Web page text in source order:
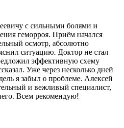
с сильными болями и
геморроя. Приём начался
осмотр, абсолютно
ситуацию. Доктор не стал
эффективную схему
Уже через несколько дней
я забыл о проблеме. Алексей
и вежливый специалист,
Всем рекомендую!